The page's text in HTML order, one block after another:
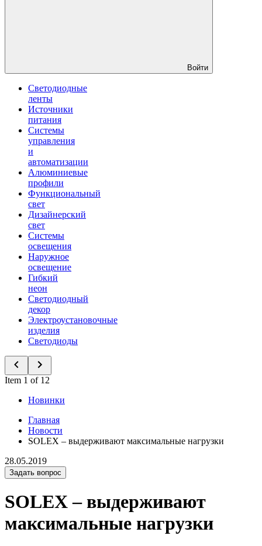
Войти
Светодиодные
ленты
Источники
питания
Системы
управления
и
автоматизации
Алюминиевые
профили
Функциональный
свет
Дизайнерский
свет
Системы
освещения
Наружное
освещение
Гибкий
неон
Светодиодный
декор
Электроустановочные
изделия
Светодиоды
Item 1 of 12
Новинки
Главная
Новости
SOLEX – выдерживают максимальные нагрузки
28.05.2019
Задать вопрос
SOLEX – выдерживают
максимальные нагрузки